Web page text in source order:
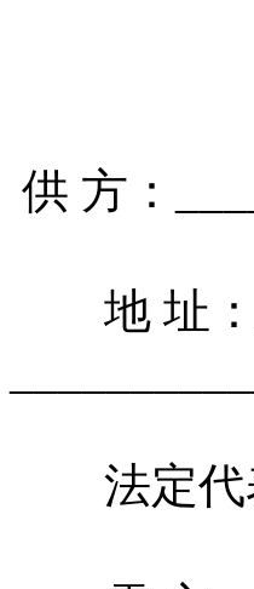
供 方：
地 址：
法定代表